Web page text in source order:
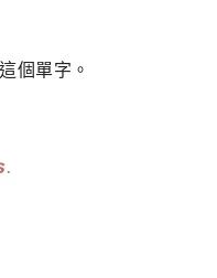
個單字。
.